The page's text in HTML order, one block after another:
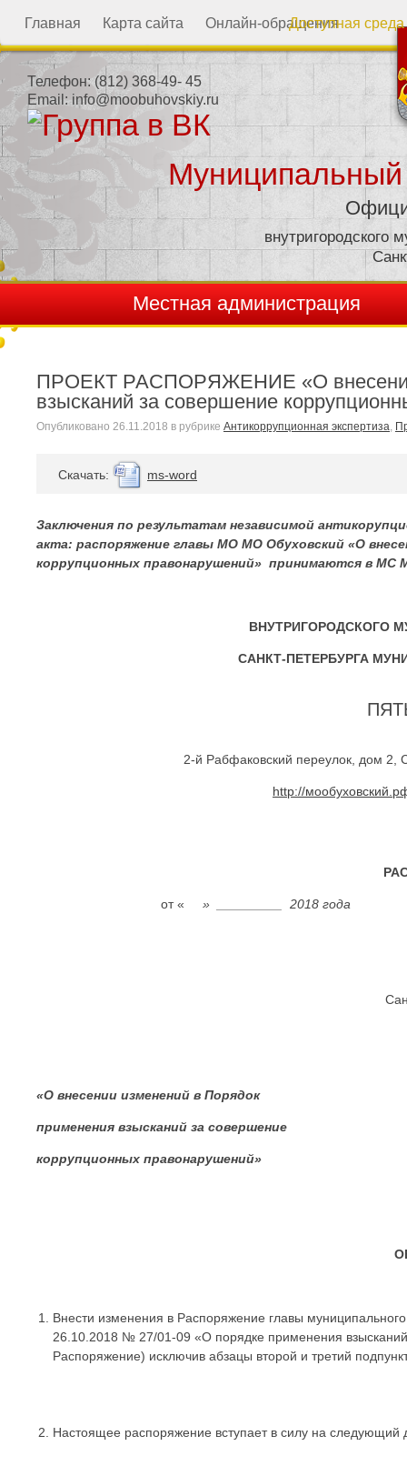
Главная Карта сайта Онлайн-обращения
Телефон:(812) 368-49- 45
Email: info@moobuhovskiy.ru
внутригородского
Местная администрация
ПРОЕКТ РАСПОРЯЖЕНИЕ «О внесении
взысканий за совершение
Опубликовано 26.11.2018 в рубрике Антикоррупционная экспертиза,
Cкачать: ms-word
Заключения по результатам независимой
акта: распоряжение главы МО МО Обуховский «О
коррупционных правонарушений» принимаются в МС
ВНУТРИГОРОДСКОГО
САНКТ-ПЕТЕРБУРГА
2-й Рабфаковский переулок, дом 2,
http://
от «» _________ 2018 года
«О внесении изменений в Порядок
применения взысканий за совершение
коррупционных правонарушений»
Внести изменения в Распоряжение главы
26.10.2018 № 27/01-09 «О порядке применения
Распоряжение) исключив абзацы второй и третий
Настоящее распоряжение вступает в силу на следующий
Доступная среда